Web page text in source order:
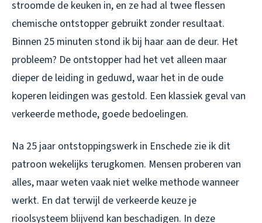
stroomde de keuken in, en ze had al twee flessen
chemische ontstopper gebruikt zonder resultaat.
Binnen 25 minuten stond ik bij haar aan de deur. Het
probleem? De ontstopper had het vet alleen maar
dieper de leiding in geduwd, waar het in de oude
koperen leidingen was gestold. Een klassiek geval van
verkeerde methode, goede bedoelingen.
Na 25 jaar ontstoppingswerk in Enschede zie ik dit
patroon wekelijks terugkomen. Mensen proberen van
alles, maar weten vaak niet welke methode wanneer
werkt. En dat terwijl de verkeerde keuze je
rioolsysteem blijvend kan beschadigen. In deze